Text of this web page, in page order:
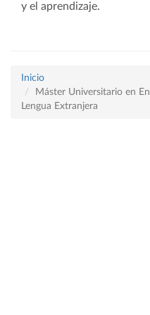
y el aprendizaje.
Inicio
Máster Universitario en
Lengua Extranjera